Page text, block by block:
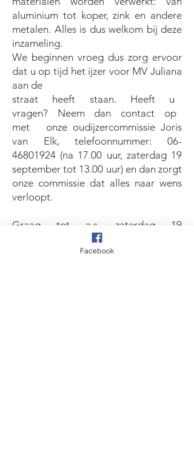
aluminium tot koper, zink en andere
metalen. Alles is dus welkom bij deze
inzameling.
We beginnen vroeg dus zorg ervoor
dat u op tijd het ijzer voor MV Juliana
aan de
straat heeft staan. Heeft u
vragen? Neem dan contact op
met onze oudijzercommissie Joris
van Elk, telefoonnummer: 06-
46801924 (na 17.00 uur, zaterdag 19
september tot 13.00 uur) en dan zorgt
onze commissie dat alles naar wens
verloopt.
Graag tot a.s. zaterdag 19
Facebook